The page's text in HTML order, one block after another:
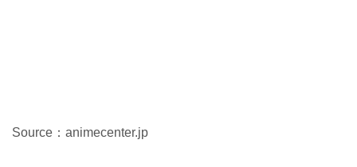
Source：animecenter.jp